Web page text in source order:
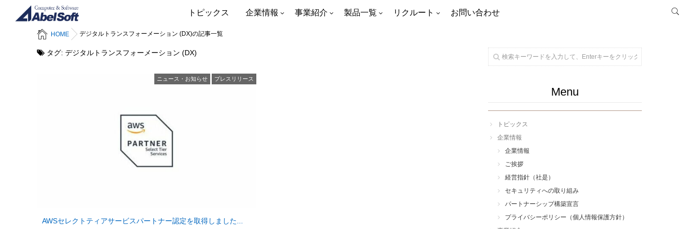
トピックス 企業情報 事業紹介 製品一覧 リクルート お問い合わせ
HOME デジタルトランスフォーメーション (DX)の記事一覧
タグ: デジタルトランスフォーメーション (DX)
ニュース・お知らせ プレスリリース
AWSセレクトティアサービスパートナー認定を取得しました...
Menu
トピックス
企業情報
企業情報
ご挨拶
経営指針（社是）
セキュリティへの取り組み
パートナーシップ構築宣言
プライバシーポリシー（個人情報保護方針）